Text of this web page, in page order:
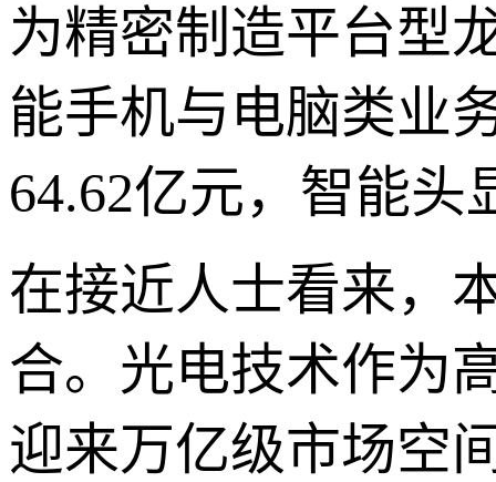
为精密制造平台型
能手机与电脑类业
64.62亿元，智能头
在接近人士看来，
合。光电技术作为
迎来万亿级市场空